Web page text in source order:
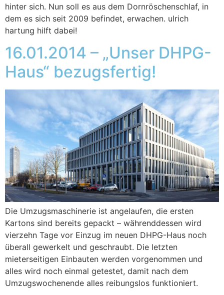
hinter sich. Nun soll es aus dem Dornröschenschlaf, in
dem es sich seit 2009 befindet, erwachen. ulrich
hartung hilft dabei!
16.01.2014 – „Unser DHPG-
Haus“ bezugsfertig!
Die Umzugsmaschinerie ist angelaufen, die ersten
Kartons sind bereits gepackt – währenddessen wird
vierzehn Tage vor Einzug im neuen DHPG-Haus noch
überall gewerkelt und geschraubt. Die letzten
mieterseitigen Einbauten werden vorgenommen und
alles wird noch einmal getestet, damit nach dem
Umzugswochenende alles reibungslos funktioniert.